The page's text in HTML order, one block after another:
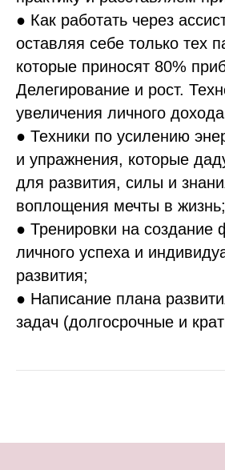
● Как работать через
оставляя себе только тех
которые приносят 80%
Делегирование и рост.
увеличения личного
● Техники по усилению
и упражнения, которые
для развития, силы и
воплощения мечты в жизнь;
● Тренировки на создание
личного успеха и
развития;
● Написание плана
задач (долгосрочные и